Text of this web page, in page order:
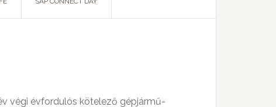
végi évfordulós kötelező gépjármű-